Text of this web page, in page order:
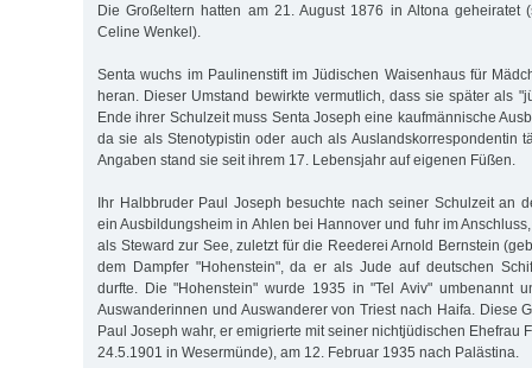
Die Großeltern hatten am 21. August 1876 in Altona geheiratet
Celine Wenkel).
Senta wuchs im Paulinenstift im Jüdischen Waisenhaus für
heran. Dieser Umstand bewirkte vermutlich, dass sie später als
Ende ihrer Schulzeit muss Senta Joseph eine kaufmännische
da sie als Stenotypistin oder auch als Auslandskorrespondentin
Angaben stand sie seit ihrem 17. Lebensjahr auf eigenen Füßen.
Ihr Halbbruder Paul Joseph besuchte nach seiner Schulzeit an
ein Ausbildungsheim in Ahlen bei Hannover und fuhr im
als Steward zur See, zuletzt für die Reederei Arnold Bernstein
dem Dampfer "Hohenstein", da er als Jude auf deutschen
durfte. Die "Hohenstein" wurde 1935 in "Tel Aviv" umbenannt
Auswanderinnen und Auswanderer von Triest nach Haifa. Diese
Paul Joseph wahr, er emigrierte mit seiner nichtjüdischen Ehefrau
24.5.1901 in Wesermünde), am 12. Februar 1935 nach Palästina.